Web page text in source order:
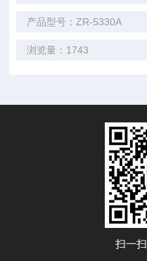
产品型号：ZR-5330A
浏览量：1743
扫一